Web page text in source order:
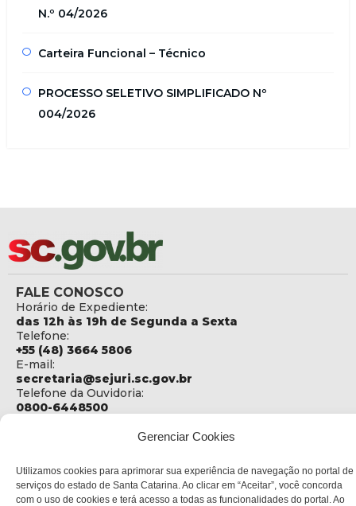
Gerenciar Cookies
Utilizamos cookies para aprimorar sua experiência de navegação no portal de
serviços do estado de Santa Catarina. Ao clicar em “Aceitar”, você concorda
com o uso de cookies e terá acesso a todas as funcionalidades do portal. Ao
N.º 04/2026
Carteira Funcional – Técnico
PROCESSO SELETIVO SIMPLIFICADO Nº
004/2026
FALE CONOSCO
Horário de Expediente:
das 12h às 19h de Segunda a Sexta
Telefone:
+55 (48) 3664 5806
E-mail:
secretaria@sejuri.sc.gov.br
Telefone da Ouvidoria:
0800-6448500
Social
Rua Fúlvio Aducci, 1214 - Loja 06